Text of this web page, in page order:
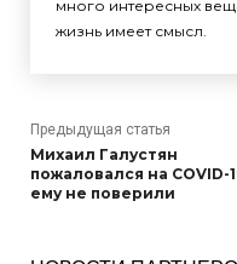
много интересных
жизнь имеет смысл.
Предыдущая статья
Михаил Галустян
пожаловался на COVID-
ему не поверили